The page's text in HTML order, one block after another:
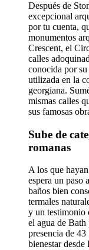
Después de
excepcional
por tu cuenta,
monumentos
Crescent, el
calles
conocida por
utilizada en la
georgiana.
mismas calles
sus famosas
Sube de
romanas
A los que
espera un paso
baños bien
termales
y un testimonio
el agua de Bath
presencia de 43
bienestar desde